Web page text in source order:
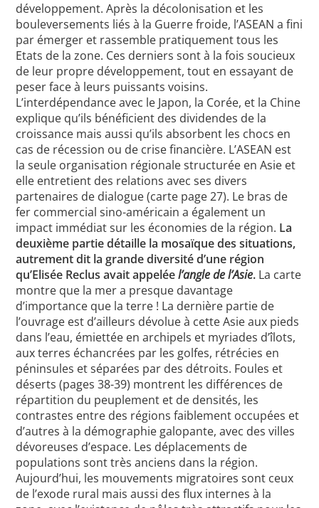
développement. Après la décolonisation et les
bouleversements liés à la Guerre froide, l’ASEAN a fini
par émerger et rassemble pratiquement tous les
Etats de la zone. Ces derniers sont à la fois soucieux
de leur propre développement, tout en essayant de
peser face à leurs puissants voisins.
L’interdépendance avec le Japon, la Corée, et la Chine
explique qu’ils bénéficient des dividendes de la
croissance mais aussi qu’ils absorbent les chocs en
cas de récession ou de crise financière. L’ASEAN est
la seule organisation régionale structurée en Asie et
elle entretient des relations avec ses divers
partenaires de dialogue (carte page 27). Le bras de
fer commercial sino-américain a également un
impact immédiat sur les économies de la région. La
deuxième partie détaille la mosaïque des situations,
autrement dit la grande diversité d’une région
qu’Elisée Reclus avait appeléel’angle de l’Asie. La carte
montre que la mer a presque davantage
d’importance que la terre ! La dernière partie de
l’ouvrage est d’ailleurs dévolue à cette Asie aux pieds
dans l’eau, émiettée en archipels et myriades d’îlots,
aux terres échancrées par les golfes, rétrécies en
péninsules et séparées par des détroits. Foules et
déserts (pages 38-39) montrent les différences de
répartition du peuplement et de densités, les
contrastes entre des régions faiblement occupées et
d’autres à la démographie galopante, avec des villes
dévoreuses d’espace. Les déplacements de
populations sont très anciens dans la région.
Aujourd’hui, les mouvements migratoires sont ceux
de l’exode rural mais aussi des flux internes à la